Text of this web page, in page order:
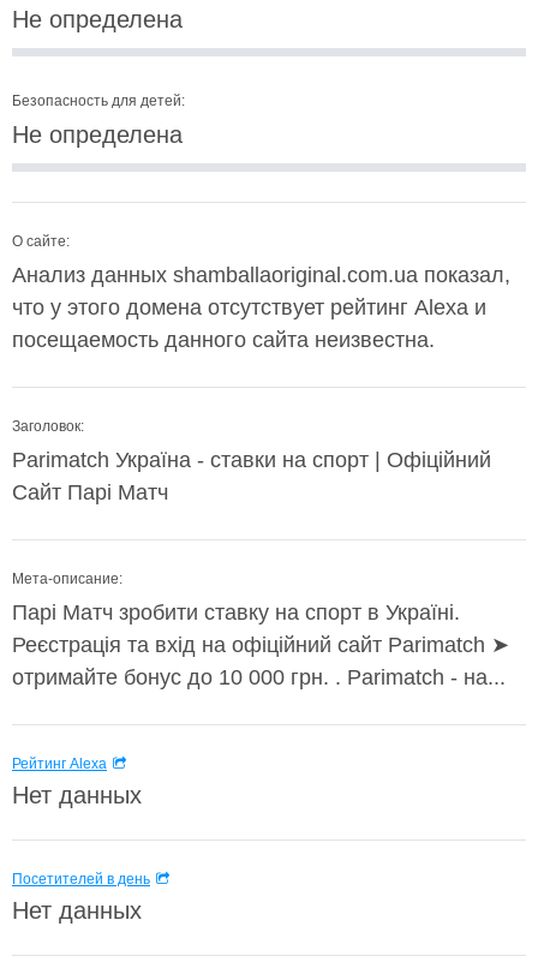
Не определена
Безопасность для детей:
Не определена
О сайте:
Анализ данных shamballaoriginal.com.ua показал,
что у этого домена отсутствует рейтинг Alexa и
посещаемость данного сайта неизвестна.
Заголовок:
Parimatch Україна - ставки на спорт | Офіційний
Сайт Парі Матч
Мета-описание:
Парі Матч зробити ставку на спорт в Україні.
Реєстрація та вхід на офіційний сайт Parimatch ➤
отримайте бонус до 10 000 грн. . Parimatch - на...
Рейтинг Alexa
Нет данных
Посетителей в день
Нет данных